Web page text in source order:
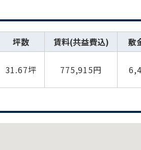
坪数 賃料(共益費込) 敷
31.67坪 775,915円